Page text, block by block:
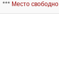
*** Место свободно